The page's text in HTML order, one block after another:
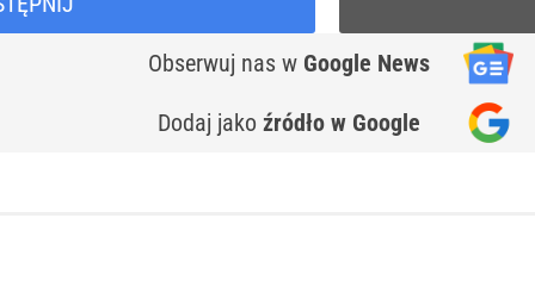
Obserwuj nas w Google News
Dodaj jako źródło w Google